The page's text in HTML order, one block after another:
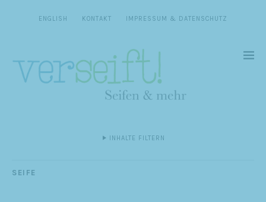
ENGLISH KONTAKT IMPRESSUM & DATENSCHUTZ
INHALTE FILTERN
SEIFE